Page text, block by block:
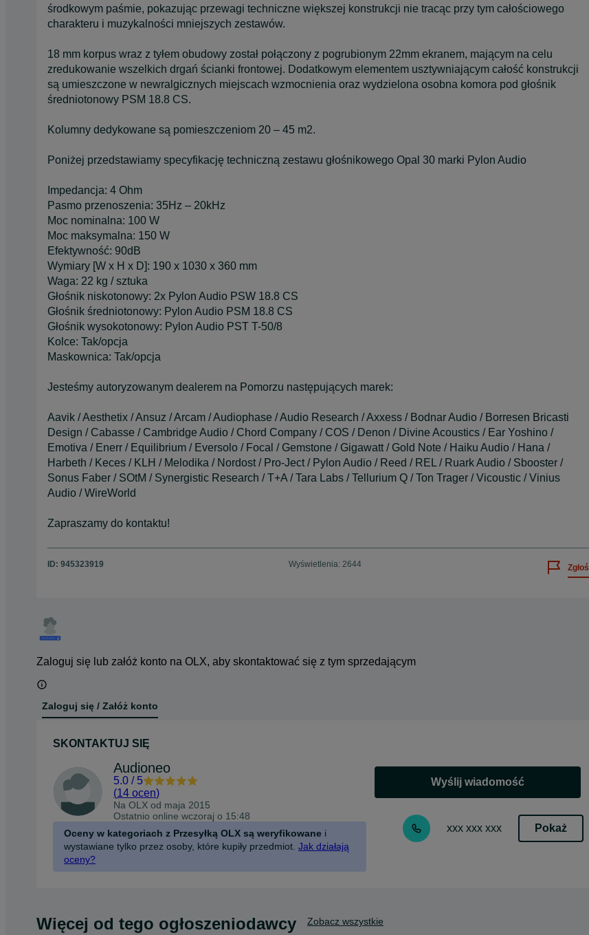
środkowym paśmie, pokazując przewagi techniczne większej konstrukcji nie tracąc przy tym całościowego
charakteru i muzykalności mniejszych zestawów.
18 mm korpus wraz z tyłem obudowy został połączony z pogrubionym 22mm ekranem, mającym na celu
zredukowanie wszelkich drgań ścianki frontowej. Dodatkowym elementem usztywniającym całość konstrukcji
są umieszczone w newralgicznych miejscach wzmocnienia oraz wydzielona osobna komora pod głośnik
średniotonowy PSM 18.8 CS.
Kolumny dedykowane są pomieszczeniom 20 – 45 m2.
Poniżej przedstawiamy specyfikację techniczną zestawu głośnikowego Opal 30 marki Pylon Audio
Impedancja: 4 Ohm
Pasmo przenoszenia: 35Hz – 20kHz
Moc nominalna: 100 W
Moc maksymalna: 150 W
Efektywność: 90dB
Wymiary [W x H x D]: 190 x 1030 x 360 mm
Waga: 22 kg / sztuka
Głośnik niskotonowy: 2x Pylon Audio PSW 18.8 CS
Głośnik średniotonowy: Pylon Audio PSM 18.8 CS
Głośnik wysokotonowy: Pylon Audio PST T-50/8
Kolce: Tak/opcja
Maskownica: Tak/opcja
Jesteśmy autoryzowanym dealerem na Pomorzu następujących marek:
Aavik / Aesthetix / Ansuz / Arcam / Audiophase / Audio Research / Axxess / Bodnar Audio / Borresen Bricasti
Design / Cabasse / Cambridge Audio / Chord Company / COS / Denon / Divine Acoustics / Ear Yoshino /
Emotiva / Enerr / Equilibrium / Eversolo / Focal / Gemstone / Gigawatt / Gold Note / Haiku Audio / Hana /
Harbeth / Keces / KLH / Melodika / Nordost / Pro-Ject / Pylon Audio / Reed / REL / Ruark Audio / Sbooster /
Sonus Faber / SOtM / Synergistic Research / T+A / Tara Labs / Tellurium Q / Ton Trager / Vicoustic / Vinius
Audio / WireWorld
Zapraszamy do kontaktu!
ID: 945323919 Wyświetlenia: 2644 Zgłoś
Zaloguj się lub załóż konto na OLX, aby skontaktować się z tym sprzedającym
Zaloguj się / Załóż konto
SKONTAKTUJ SIĘ
Audioneo
5.0 / 5
(14 ocen)
Na OLX od maja 2015
Ostatnio online wczoraj o 15:48
Oceny w kategoriach z Przesyłką OLX są weryfikowane i
wystawiane tylko przez osoby, które kupiły przedmiot. Jak działają
oceny?
Wyślij wiadomość
xxx xxx xxx Pokaż
Więcej od tego ogłoszeniodawcy Zobacz wszystkie